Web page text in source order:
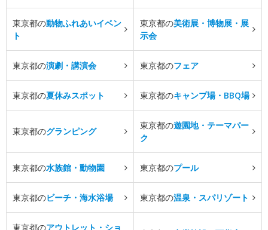
東京都の動物ふれあいイベン
ト
東京都の美術展・博物展・展
示会
東京都の演劇・講演会 東京都のフェア
東京都の夏休みスポット 東京都のキャンプ場・BBQ場
東京都のグランピング
東京都の遊園地・テーマパー
ク
東京都の水族館・動物園 東京都のプール
東京都のビーチ・海水浴場 東京都の温泉・スパリゾート
東京都のアウトレット・ショ